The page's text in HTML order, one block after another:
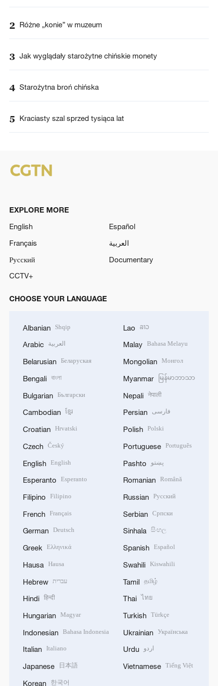
2 Różne „konie” w muzeum
3 Jak wyglądały starożytne chińskie monety
4 Starożytna broń chińska
5 Kraciasty szal sprzed tysiąca lat
EXPLORE MORE
English
Español
Français
العربية
Русский
Documentary
CCTV+
CHOOSE YOUR LANGUAGE
Albanian Shqip
Arabic العربية
Belarusian Беларуская
Bengali বাংলা
Bulgarian Български
Cambodian ខ្មែរ
Croatian Hrvatski
Czech Český
English English
Esperanto Esperanto
Filipino Filipino
French Français
German Deutsch
Greek Ελληνικά
Hausa Hausa
Hebrew עברית
Hindi हिन्दी
Hungarian Magyar
Indonesian Bahasa Indonesia
Italian Italiano
Japanese 日本語
Korean 한국어
Lao ລາວ
Malay Bahasa Melayu
Mongolian Монгол
Myanmar မြန်မာဘာသာ
Nepali नेपाली
Persian فارسی
Polish Polski
Portuguese Português
Pashto پښتو
Romanian Română
Russian Русский
Serbian Српски
Sinhala සිංහල
Spanish Español
Swahili Kiswahili
Tamil தமிழ்
Thai ไทย
Turkish Türkçe
Ukrainian Українська
Urdu اردو
Vietnamese Tiếng Việt